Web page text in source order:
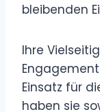
bleibenden
Ihre
Einsatz für
haben sie